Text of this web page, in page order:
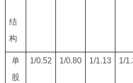
结
构
单
股
1/0.52 1/0.80 1/1.13 1/